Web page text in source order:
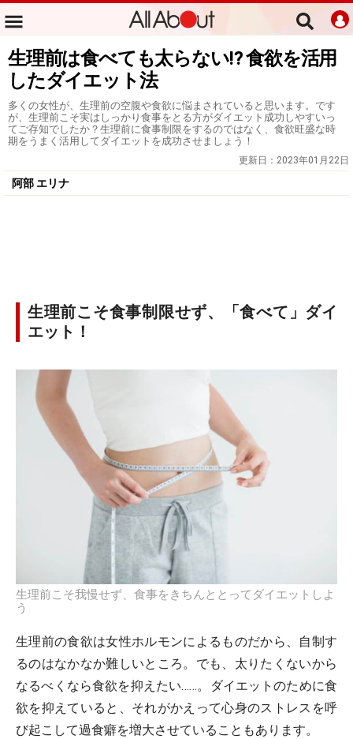
生理前は食べても太らない⁉ 食欲を活用
したダイエット法
多くの女性が、生理前の空腹や食欲に悩まされていると思います。です
が、生理前こそ実はしっかり食事をとる方がダイエット成功しやすいっ
てご存知でしたか？生理前に食事制限をするのではなく、食欲旺盛な時
期をうまく活用してダイエットを成功させましょう！
更新日： 2023年01月22日
阿部 エリナ
生理前こそ食事制限せず、「食べて」ダイ
エット！
生理前こそ我慢せず、食事をきちんととってダイエットしよ
う
生理前の食欲は女性ホルモンによるものだから、自制す
るのはなかなか難しいところ。でも、太りたくないから
なるべくなら食欲を抑えたい……。ダイエットのために食
欲を抑えていると、それがかえって心身のストレスを呼
び起こして過食癖を増大させていることもあります。